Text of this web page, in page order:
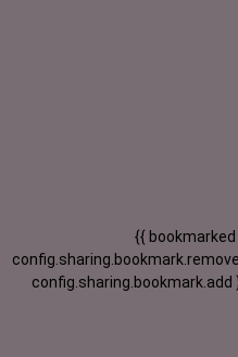
{{ bookmarked
config.sharing.bookmark.add